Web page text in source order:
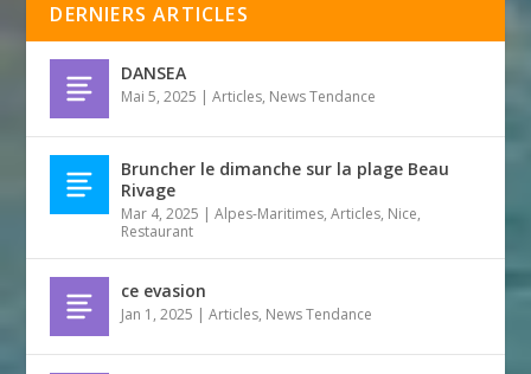
DERNIERS ARTICLES
DANSEA
Mai 5, 2025 |Articles, News Tendance
Bruncher le dimanche sur la plage Beau
Rivage
Mar 4, 2025 |Alpes-Maritimes,Articles, Nice,
Restaurant
ce evasion
Jan 1, 2025 |Articles, News Tendance